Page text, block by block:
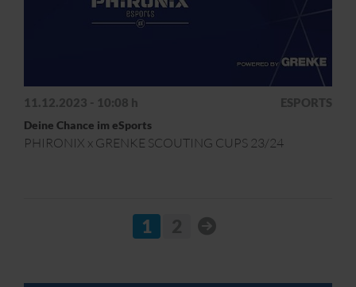
11.12.2023 - 10:08 h ESPORTS
Deine Chance im eSports
PHIRONIX x GRENKE SCOUTING CUPS 23/24
1